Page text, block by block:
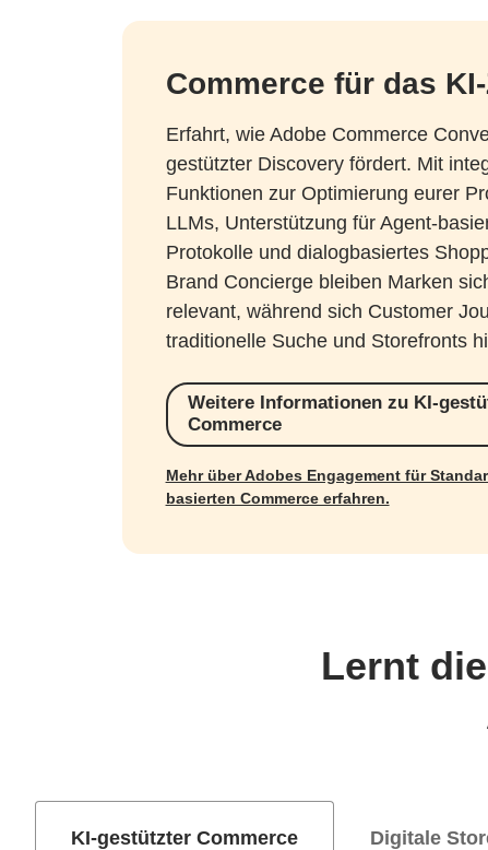
Commerce für das
Erfahrt, wie Adobe Commerce
gestützter Discovery fördert. Mit
Funktionen zur Optimierung eurer
LLMs, Unterstützung für Agent-
Protokolle und dialogbasiertes
Brand Concierge bleiben Marken
relevant, während sich Customer
traditionelle Suche und Storefronts
Weitere Informationen zu KI-
Commerce
Mehr über Adobes Engagement für
basierten Commerce erfahren.
Lernt
KI-gestützter Commerce Digitale